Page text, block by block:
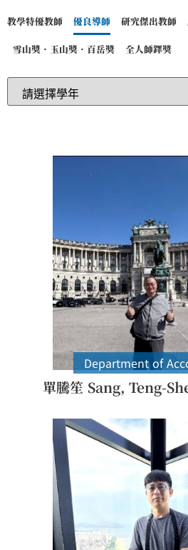
教學特優教師 優良導師 研究傑出教師
雪山獎．玉山獎．百岳獎 全人師鐸獎
Department of
單騰笙 Sang, Teng-